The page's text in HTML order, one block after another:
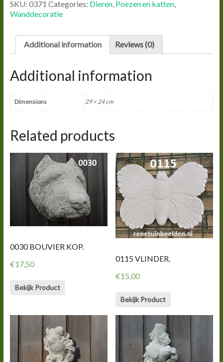
quantity
SKU: 0371 Categories: Dieren, Poezen en katten,
Wanddecoratie
Additional information Reviews (0)
Additional information
Dimensions 29 × 24 cm
Related products
0030 BOUVIER KOP.
€17,50
Bekijk Product
0115 VLINDER.
€15,00
Bekijk Product